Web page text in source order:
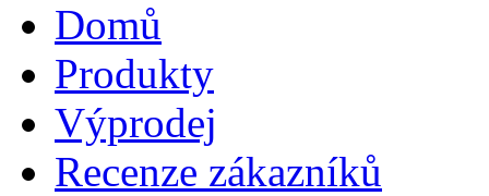
Domů
Produkty
Výprodej
Recenze zákazníků